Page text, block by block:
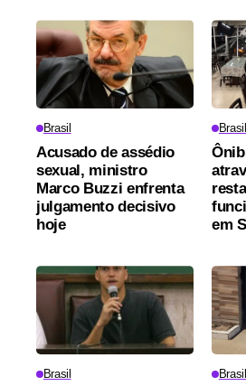
Brasil
Acusado de assédio
sexual, ministro
Marco Buzzi enfrenta
julgamento decisivo
hoje
Brasil
em
Brasil Brasil